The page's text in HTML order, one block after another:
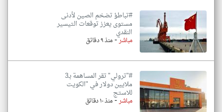
#تباطؤ تضخم الصين لأدنى
مستوى يعزز توقعات التيسير
النقدي
مباشر-منذ ٩ دقائق
#"ترولي" تقر المساهمة بـ3
ملايين دولار في "الكويت
للاستج
مباشر-منذ ١٠ دقائق